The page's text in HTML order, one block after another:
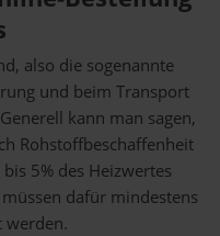
also die sogenannte
und beim Transport
kann man sagen,
Rohstoffbeschaffenheit
5% des Heizwertes
dafür mindestens
werden.